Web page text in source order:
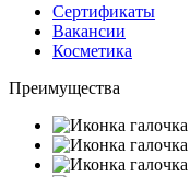
Сертификаты
Вакансии
Косметика
Преимущества